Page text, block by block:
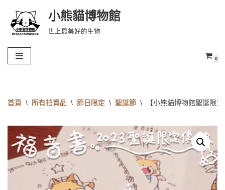
Skip
content
小熊貓博物館
世上最美好的生物
0
首頁 \ 所有拍賣品 \ 節日限定 \ 聖誕節 \ 【小熊貓博物館聖誕限